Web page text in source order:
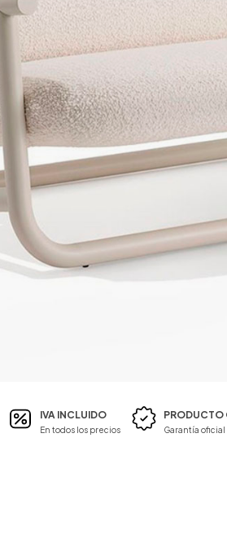
IVA INCLUIDO
En todos los precios
PRODUCTO
Garantía oficial